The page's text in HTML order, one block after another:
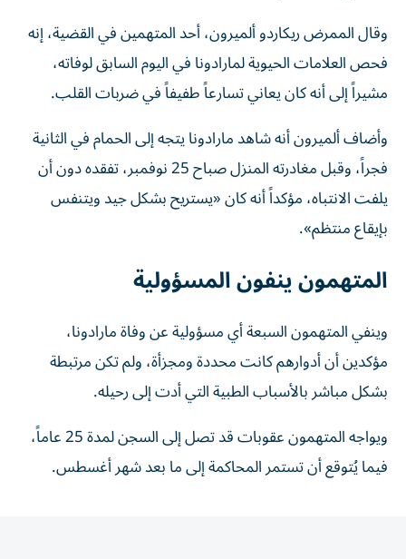
وقال الممرض ريكاردو ألميرون، أحد المتهمين في القضية، إنه
فحص العلامات الحيوية لمارادونا في اليوم السابق لوفاته،
مشيراً إلى أنه كان يعاني تسارعاً طفيفاً في ضربات القلب.
وأضاف ألميرون أنه شاهد مارادونا يتجه إلى الحمام في الثانية
فجراً، وقبل مغادرته المنزل صباح 25 نوفمبر، تفقده دون أن
يلفت الانتباه، مؤكداً أنه كان «يستريح بشكل جيد ويتنفس
بإيقاع منتظم».
المتهمون ينفون المسؤولية
وينفي المتهمون السبعة أي مسؤولية عن وفاة مارادونا،
مؤكدين أن أدوارهم كانت محددة ومجزأة، ولم تكن مرتبطة
بشكل مباشر بالأسباب الطبية التي أدت إلى رحيله.
ويواجه المتهمون عقوبات قد تصل إلى السجن لمدة 25 عاماً،
فيما يُتوقع أن تستمر المحاكمة إلى ما بعد شهر أغسطس.